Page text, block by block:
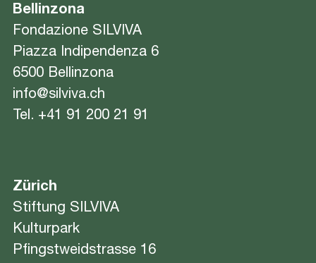
Bellinzona
Fondazione SILVIVA
Piazza Indipendenza 6
6500 Bellinzona
info@silviva.ch
Tel. +41 91 200 21 91
Zürich
Stiftung SILVIVA
Kulturpark
Pfingstweidstrasse 16